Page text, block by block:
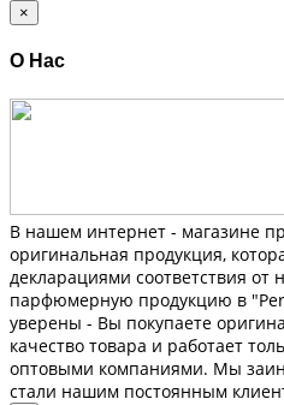
×
О Нас
В нашем интернет - магазине
оригинальная продукция,
декларациями соответствия
парфюмерную продукцию в
уверены - Вы покупаете
качество товара и работает
оптовыми компаниями. Мы
стали нашим постоянным